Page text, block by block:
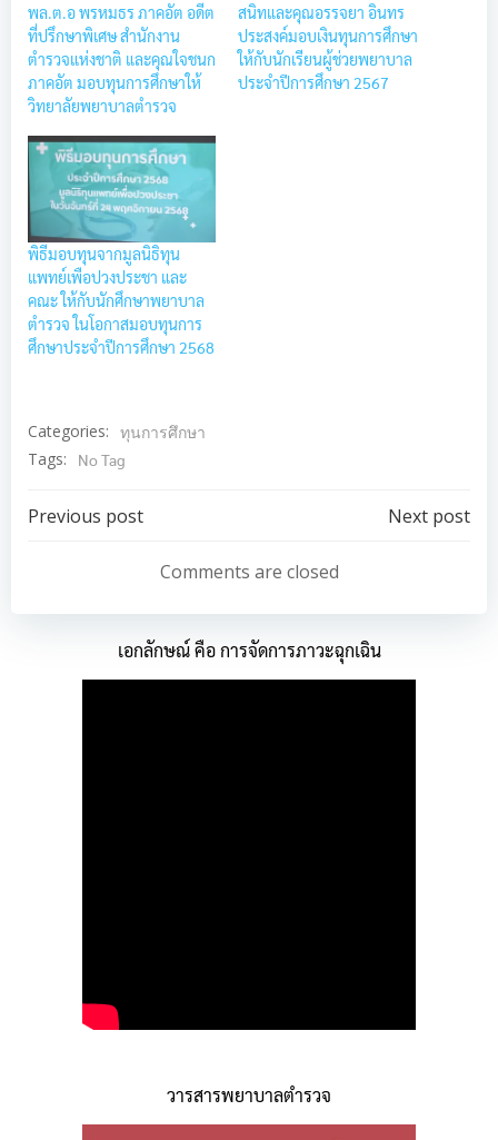
พล.ต.อ พรหมธร ภาคอัต อดีต
ที่ปรึกษาพิเศษ สำนักงาน
ตำรวจแห่งชาติ และคุณใจชนก
ภาคอัต มอบทุนการศึกษาให้
วิทยาลัยพยาบาลตำรวจ
สนิทและคุณอรรจยา อินทร
ประสงค์มอบเงินทุนการศึกษา
ให้กับนักเรียนผู้ช่วยพยาบาล
ประจำปีการศึกษา 2567
พิธีมอบทุนจากมูลนิธิทุน
แพทย์เพือปวงประชา และ
คณะ ให้กับนักศึกษาพยาบาล
ตำรวจ ในโอกาสมอบทุนการ
ศึกษาประจําปีการศึกษา 2568
Categories: ทุนการศึกษา
Tags:
No Tag
Post
navigation
Previous post
navigation
Next post
Comments are closed
เอกลักษณ์ คือ การจัดการภาวะฉุกเฉิน
วารสารพยาบาลตำรวจ